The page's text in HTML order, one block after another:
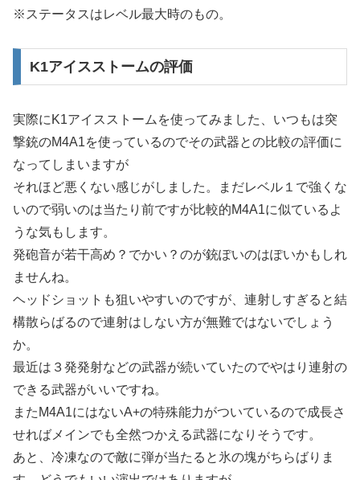
※ステータスはレベル最大時のもの。
K1アイスストームの評価
実際にK1アイスストームを使ってみました、いつもは突
撃銃のM4A1を使っているのでその武器との比較の評価に
なってしまいますが
それほど悪くない感じがしました。まだレベル１で強くな
いので弱いのは当たり前ですが比較的M4A1に似ているよ
うな気もします。
発砲音が若干高め？でかい？のが銃ぽいのはぽいかもしれ
ませんね。
ヘッドショットも狙いやすいのですが、連射しすぎると結
構散らばるので連射はしない方が無難ではないでしょう
か。
最近は３発発射などの武器が続いていたのでやはり連射の
できる武器がいいですね。
またM4A1にはないA+の特殊能力がついているので成長さ
せればメインでも全然つかえる武器になりそうです。
あと、冷凍なので敵に弾が当たると氷の塊がちらばりま